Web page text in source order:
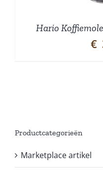
Hario
€
Productcategorieën
Marketplace artikel